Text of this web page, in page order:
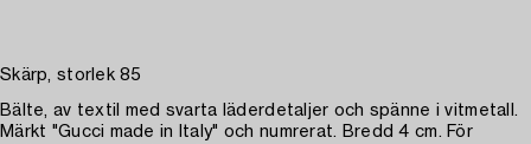
Skärp, storlek 85
Bälte, av textil med svarta läderdetaljer och spänne i vitmetall.
Märkt "Gucci made in Italy" och numrerat. Bredd 4 cm. För